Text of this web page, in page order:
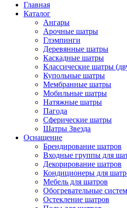
Главная
Каталог
Ангары
Арочные шатры
Глэмпинги
Деревянные шатры
Каскадные шатры
Классические шатры
Купольные шатры
Мембранные шатры
Мобильные шатры
Натяжные шатры
Пагода
Сферические шатры
Шатры Звезда
Оснащение
Брендирование шатров
Входные группы для
Декорирование шатров
Кондиционеры для
Мебель для шатров
Обогревательные
Остекление шатров